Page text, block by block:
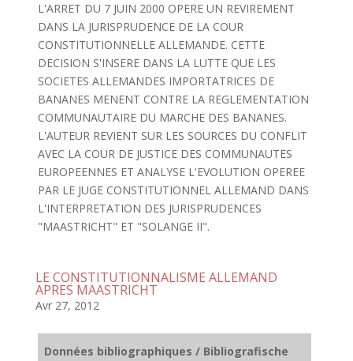
L'ARRET DU 7 JUIN 2000 OPERE UN REVIREMENT
DANS LA JURISPRUDENCE DE LA COUR
CONSTITUTIONNELLE ALLEMANDE. CETTE
DECISION S'INSERE DANS LA LUTTE QUE LES
SOCIETES ALLEMANDES IMPORTATRICES DE
BANANES MENENT CONTRE LA REGLEMENTATION
COMMUNAUTAIRE DU MARCHE DES BANANES.
L'AUTEUR REVIENT SUR LES SOURCES DU CONFLIT
AVEC LA COUR DE JUSTICE DES COMMUNAUTES
EUROPEENNES ET ANALYSE L'EVOLUTION OPEREE
PAR LE JUGE CONSTITUTIONNEL ALLEMAND DANS
L'INTERPRETATION DES JURISPRUDENCES
"MAASTRICHT" ET "SOLANGE II".
LE CONSTITUTIONNALISME ALLEMAND
APRES MAASTRICHT
Avr 27, 2012
Données bibliographiques / Bibliografische